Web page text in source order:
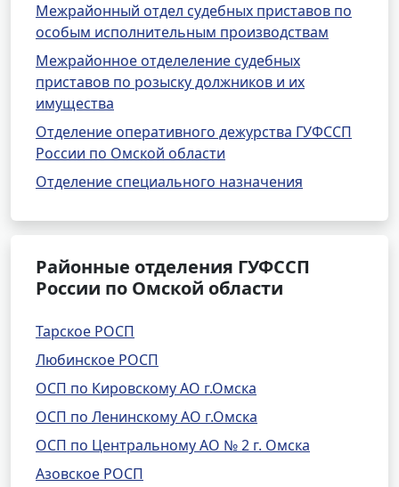
Межрайонный отдел судебных приставов по
особым исполнительным производствам
Межрайонное отделеление судебных
приставов по розыску должников и их
имущества
Отделение оперативного дежурства ГУФССП
России по Омской области
Отделение специального назначения
Районные отделения ГУФССП
России по Омской области
Тарское РОСП
Любинское РОСП
ОСП по Кировскому АО г.Омска
ОСП по Ленинскому АО г.Омска
ОСП по Центральному АО № 2 г. Омска
Азовское РОСП